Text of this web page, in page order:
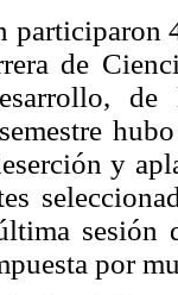
participaron
de
y
por